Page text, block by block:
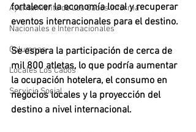
Ayuntamiento de Los Cabos Informa
Nacionales e Internacionales
Columnas
Locales Los Cabos
Servicio Social
fortalecer la economía local y recuperar
eventos internacionales para el destino.
Se espera la participación de cerca de
mil 800 atletas, lo que podría aumentar
la ocupación hotelera, el consumo en
negocios locales y la proyección del
destino a nivel internacional.